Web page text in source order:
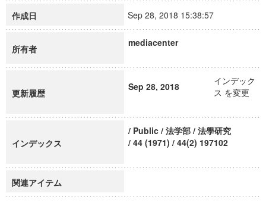
作成日 Sep 28, 2018 15:38:57
所有者
mediacenter
更新履歴
Sep 28, 2018
インデック
ス を変更
インデックス
/ Public / 法学部 / 法學研究
/ 44 (1971) / 44(2) 197102
関連アイテム